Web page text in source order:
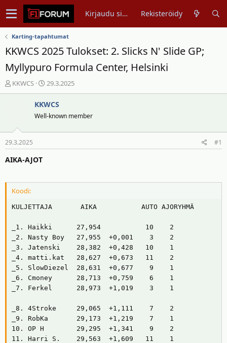
Kirjaudu sisään Rekisteröidy
Karting-tapahtumat
KKWCS 2025 Tulokset: 2. Slicks N' Slide GP;
Myllypuro Formula Center, Helsinki
V
i
i
k
t
u
n
a
KKWCS
A
l
o
u
v
m
ä
r
ä
29.3.2025
KKWCS
Well-known member
29.3.2025 #1
AIKA-AJOT
Koodi:
KULJETTAJA       AIKA           AUTO AJORYHMÄ
_1. Haikki      27,954           10    2
_2. Nasty Boy   27,955  +0,001    3    2
_3. Jatenski    28,382  +0,428   10    1
_4. matti.kat   28,627  +0,673   11    2
_5. SlowDiezel  28,631  +0,677    9    1
_6. Cmoney      28,713  +0,759    6    1
_7. Ferkel      28,973  +1,019    3    1
_8. 4Stroke     29,065  +1,111    7    2
_9. RobKa       29,173  +1,219    7    1
10. OP H        29,295  +1,341    9    2
11. Harri S.    29,563  +1,609   11    1